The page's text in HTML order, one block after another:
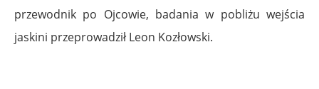
przewodnik po Ojcowie, badania w pobliżu wejścia
jaskini przeprowadził Leon Kozłowski.